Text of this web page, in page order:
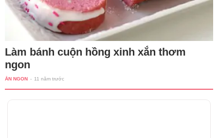
Làm bánh cuộn hồng xinh xắn thơm
ngon
ĂN NGON - 11 năm trước